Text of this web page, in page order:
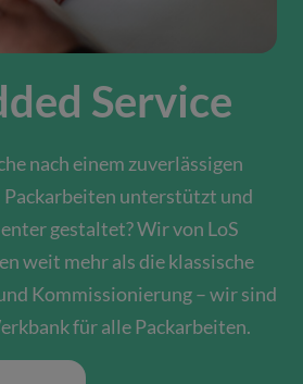
Service
nach einem zuverlässigen
Packarbeiten unterstützt und
gestaltet? Wir von LoS
weit mehr als die klassische
Kommissionierung – wir sind
für alle Packarbeiten.